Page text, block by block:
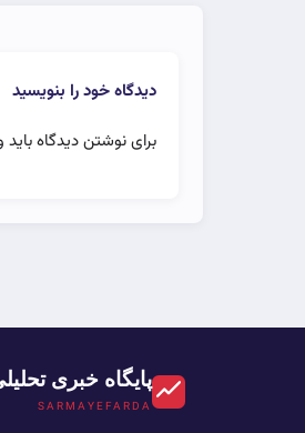
دیدگاه خود را بنویسید
برای نوشتن دیدگاه باید
پایگاه خبری
SARMAYEFARDA